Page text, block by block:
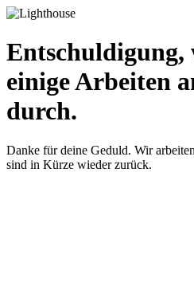
einige Arbeiten
durch.
Danke für deine Geduld. Wir
sind in Kürze wieder zurück.